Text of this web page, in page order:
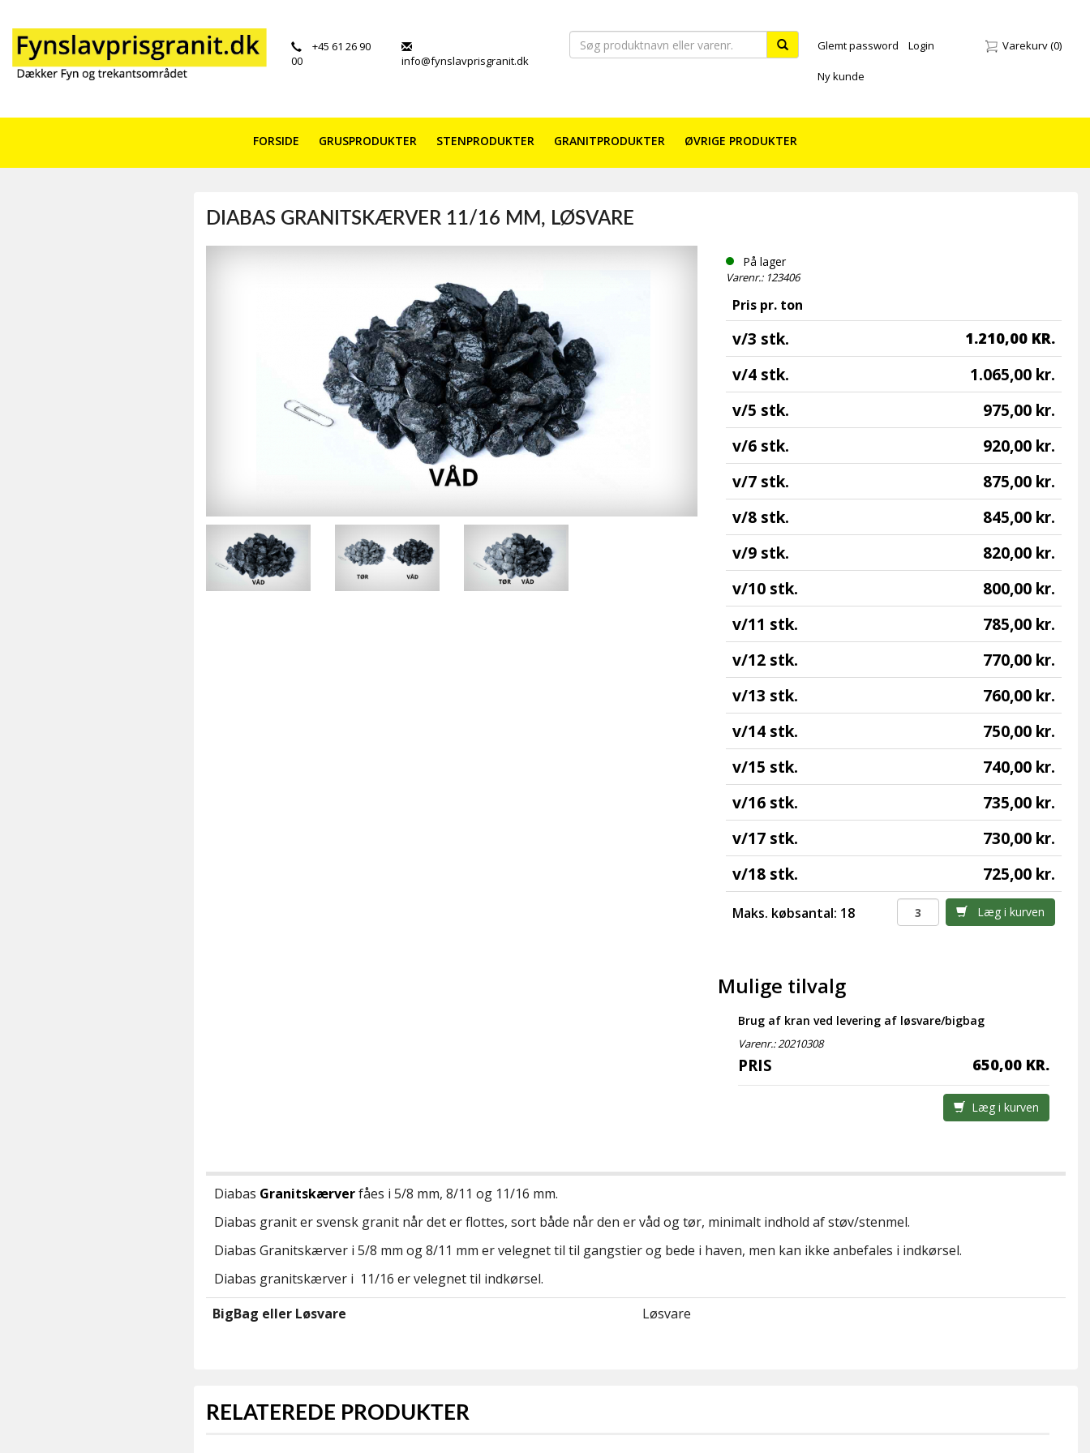
+45 61 26 90
00
info@fynslavprisgranit.dk
Varekurv(0)
Glemt password Login
Ny kunde
FORSIDE GRUSPRODUKTER STENPRODUKTER GRANITPRODUKTER ØVRIGE PRODUKTER
DIABAS GRANITSKÆRVER 11/16 MM, LØSVARE
På lager
Varenr.: 123406
Pris pr. ton
v/3 stk. 1.210,00 KR.
v/4 stk.
1.065,00 kr.
v/5 stk.
975,00 kr.
v/6 stk.
920,00 kr.
v/7 stk.
875,00 kr.
v/8 stk.
845,00 kr.
v/9 stk.
820,00 kr.
v/10 stk.
800,00 kr.
v/11 stk.
785,00 kr.
v/12 stk.
770,00 kr.
v/13 stk.
760,00 kr.
v/14 stk.
750,00 kr.
v/15 stk.
740,00 kr.
v/16 stk.
735,00 kr.
v/17 stk.
730,00 kr.
v/18 stk.
725,00 kr.
Maks. købsantal: 18 Læg i kurven
Mulige tilvalg
Brug af kran ved levering af løsvare/bigbag
Varenr.:20210308
PRIS 650,00 KR.
Læg i kurven
Diabas Granitskærverfåes i 5/8 mm, 8/11 og 11/16 mm.
Diabas granit er svensk granit når det er flottes, sort både når den er våd og tør, minimalt indhold af støv/stenmel.
Diabas Granitskærver i 5/8 mm og 8/11 mm er velegnet til til gangstier og bede i haven, men kan ikke anbefales i indkørsel.
Diabas granitskærver i 11/16 er velegnet til indkørsel.
BigBag eller Løsvare
Løsvare
RELATEREDE PRODUKTER